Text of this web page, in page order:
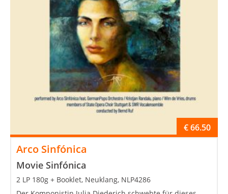
Arco Sinfónica
Movie Sinfónica
€66.50
2 LP 180g + Booklet, Neuklang, NLP4286